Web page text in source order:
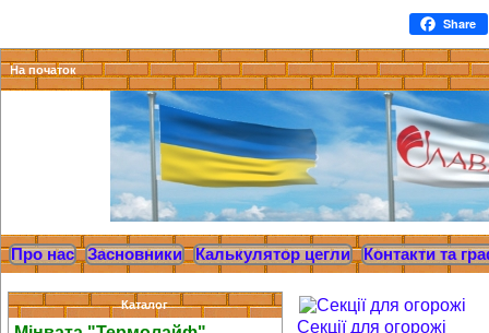
Share
На початок
Про нас Засновники Калькулятор цегли Контакти та
Каталог
Секції для огорожі